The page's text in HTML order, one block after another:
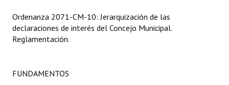
Digesto
Organigrama
Ordenanza 2071-CM-10: Jerarquización de las
declaraciones de interés del Concejo Municipal.
Reglamentación.
FUNDAMENTOS